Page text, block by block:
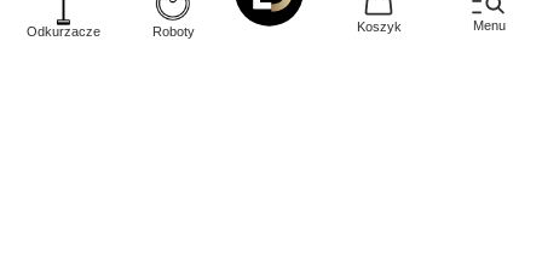
Odkurzacze Roboty Koszyk Menu